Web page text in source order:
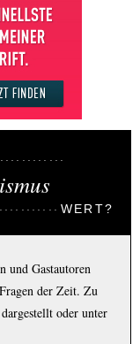
WERT?
und Gastautoren
der Zeit. Zu
oder unter